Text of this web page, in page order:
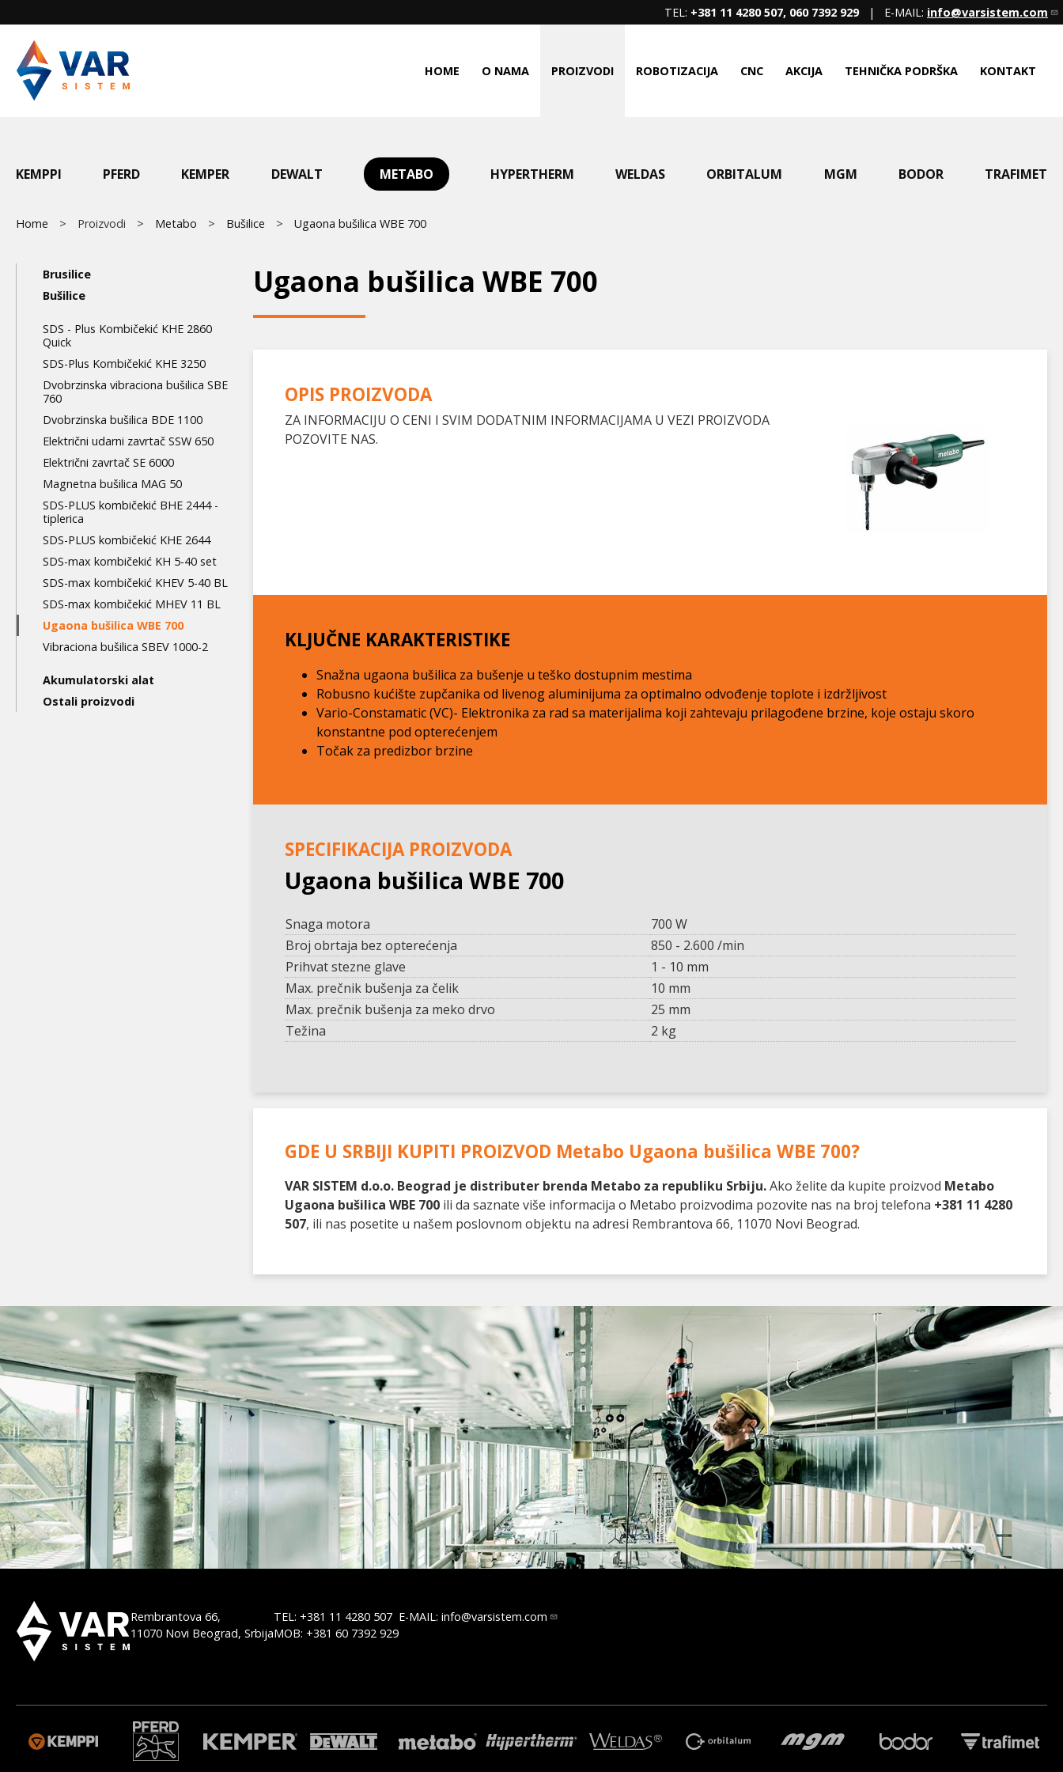
to
main
content
TEL: +381 11 4280 507, 060 7392 929| E-MAIL: info@varsistem.com
HOME O NAMA PROIZVODI ROBOTIZACIJA CNC AKCIJA TEHNIČKA PODRŠKA KONTAKT
Main
KEMPPI PFERD KEMPER DEWALT METABO HYPERTHERM WELDAS ORBITALUM MGM BODOR TRAFIMET
Breadcrumb
Home Proizvodi Metabo Bušilice Ugaona bušilica WBE 700
Ugaona bušilica WBE 700
OPIS PROIZVODA
ZA INFORMACIJU O CENI I SVIM DODATNIM INFORMACIJAMA U VEZI PROIZVODA
POZOVITE NAS.
KLJUČNE KARAKTERISTIKE
Snažna ugaona bušilica za bušenje u teško dostupnim mestima
Robusno kućište zupčanika od livenog aluminijuma za optimalno odvođenje toplote i izdržljivost
Vario-Constamatic (VC)- Elektronika za rad sa materijalima koji zahtevaju prilagođene brzine, koje ostaju skoro
konstantne pod opterećenjem
Točak za predizbor brzine
SPECIFIKACIJA PROIZVODA
Ugaona bušilica WBE 700
Snaga motora
700 W
Broj obrtaja bez opterećenja
850 - 2.600 /min
Prihvat stezne glave
1 - 10 mm
Max. prečnik bušenja za čelik
10 mm
Max. prečnik bušenja za meko drvo
25 mm
Težina
2 kg
GDE U SRBIJI KUPITI PROIZVOD Metabo Ugaona bušilica WBE 700?
VAR SISTEM d.o.o. Beograd je distributer brenda Metabo za republiku Srbiju.Ako želite da kupite proizvod Metabo
Ugaona bušilica WBE 700 ili da saznate više informacija o Metabo proizvodima pozovite nas na broj telefona +381 11 4280
507, ili nas posetite u našem poslovnom objektu na adresi Rembrantova 66, 11070 Novi Beograd.
Main
navigation
3nd
level
Brusilice
Bušilice
SDS - Plus Kombičekić KHE 2860
Quick
SDS-Plus Kombičekić KHE 3250
Dvobrzinska vibraciona bušilica SBE
760
Dvobrzinska bušilica BDE 1100
Električni udarni zavrtač SSW 650
Električni zavrtač SE 6000
Magnetna bušilica MAG 50
SDS-PLUS kombičekić BHE 2444 -
tiplerica
SDS-PLUS kombičekić KHE 2644
SDS-max kombičekić KH 5-40 set
SDS-max kombičekić KHEV 5-40 BL
SDS-max kombičekić MHEV 11 BL
Ugaona bušilica WBE 700
Vibraciona bušilica SBEV 1000-2
Akumulatorski alat
Ostali proizvodi
Rembrantova 66,
11070 Novi Beograd, Srbija
TEL: +381 11 4280 507
MOB: +381 60 7392 929
E-MAIL: info@varsistem.com
WELDAS ORBITALUM MGM BODOR TRAFIMET